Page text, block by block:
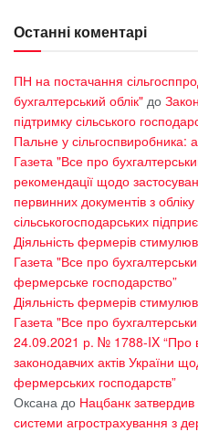
Останні коментарі
ПН на постачання
бухгалтерський облік" до
підтримку сільського
Пальне у сільгоспвиробника:
Газета "Все про
рекомендації щодо
первинних документів з
сільськогосподарських
Діяльність фермерів
Газета "Все про
фермерське господарство”
Діяльність фермерів
Газета "Все про
24.09.2021 р. № 1788-IX “Про
законодавчих актів України
фермерських господарств”
Оксана до Нацбанк
системи агрострахування з